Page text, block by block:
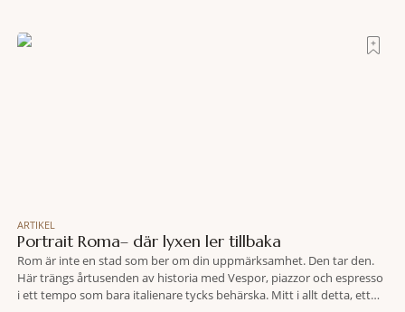
travel när det
ARTIKEL
Portrait Roma– där lyxen ler tillbaka
Rom är inte en stad som ber om din uppmärksamhet. Den tar den.
Här trängs årtusenden av historia med Vespor, piazzor och espresso
i ett tempo som bara italienare tycks behärska. Mitt i allt detta, ett